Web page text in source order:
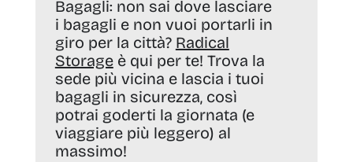
Bagagli: non sai dove lasciare
i bagagli e non vuoi portarli in
giro per la città? Radical
Storageè qui per te! Trova la
sede più vicina e lascia i tuoi
bagagli in sicurezza, così
potrai goderti la giornata (e
viaggiare più leggero) al
massimo!